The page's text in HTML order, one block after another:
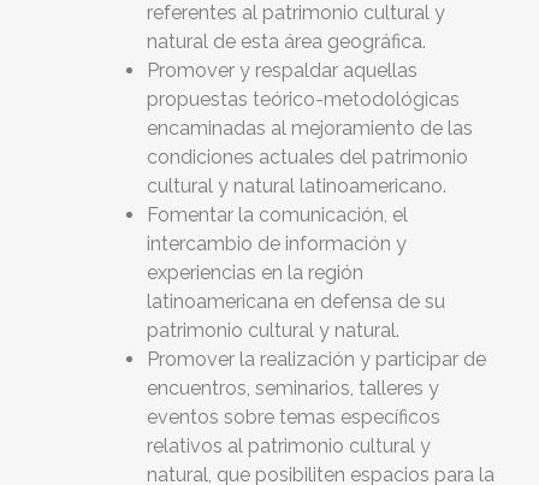
referentes al patrimonio cultural y
natural de esta área geográfica.
Promover y respaldar aquellas
propuestas teórico-metodológicas
encaminadas al mejoramiento de las
condiciones actuales del patrimonio
cultural y natural latinoamericano.
Fomentar la comunicación, el
intercambio de información y
experiencias en la región
latinoamericana en defensa de su
patrimonio cultural y natural.
Promover la realización y participar de
encuentros, seminarios, talleres y
eventos sobre temas específicos
relativos al patrimonio cultural y
natural, que posibiliten espacios para la